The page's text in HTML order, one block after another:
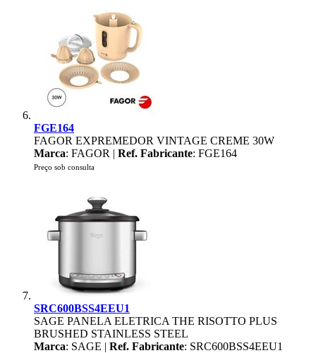
FGE164
FAGOR EXPREMEDOR VINTAGE CREME 30W
Marca: FAGOR | Ref. Fabricante: FGE164
Preço sob consulta
SRC600BSS4EEU1
SAGE PANELA ELETRICA THE RISOTTO PLUS
BRUSHED STAINLESS STEEL
Marca: SAGE | Ref. Fabricante: SRC600BSS4EEU1